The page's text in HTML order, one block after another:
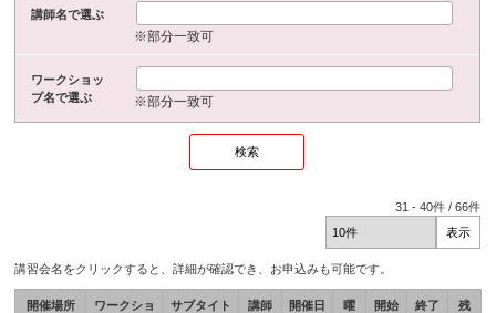
講師名で選ぶ
※部分一致可
ワークショッ
プ名で選ぶ
※部分一致可
31 -40件 /66件
講習会名をクリックすると、詳細が確認でき、お申込みも可能です。
開催場所
ワークショ
サブタイト
講師
開催日
曜
開始
終了
残